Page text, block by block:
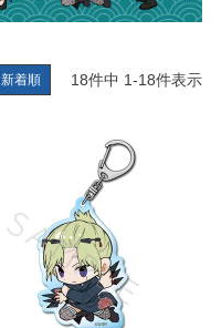
新着順 18件中 1-18件表示